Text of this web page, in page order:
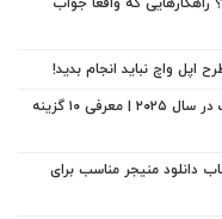
مناسب‌ترین کارت گرافیک برای بازی و گیمینگ در سال ۲۰۲۵ | معرفی ۱۰ گزینه
دانلود منیجر مناسب برای